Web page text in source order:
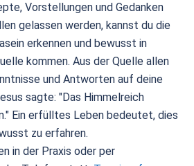
Vorstellungen und Gedanken
gelassen werden, kannst du die
erkennen und bewusst in
kommen. Aus der Quelle allen
und Antworten auf deine
sagte: "Das Himmelreich
Ein erfülltes Leben bedeutet, dies
zu erfahren.
in der Praxis oder per